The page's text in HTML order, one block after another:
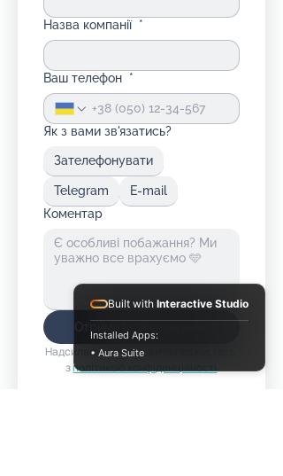
Назва компанії *
Ваш телефон *
Як з вами зв'язатись?
Зателефонувати
Telegram
E-mail
Коментар
Надсилаючи форму, ви погоджуєтесь
з політикою конфіденційності
Built with Interactive Studio
Installed Apps:
• Aura Suite